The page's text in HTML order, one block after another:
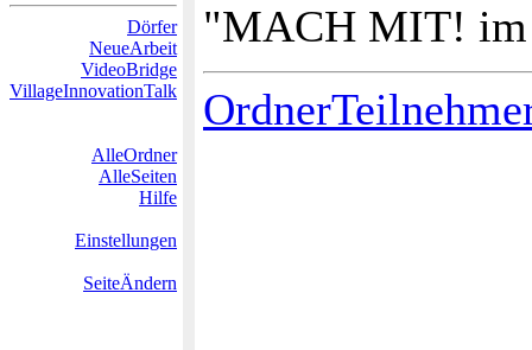
Dörfer
NeueArbeit
VideoBridge
VillageInnovationTalk
AlleOrdner
AlleSeiten
Hilfe
Einstellungen
SeiteÄndern
"MACH MIT! im